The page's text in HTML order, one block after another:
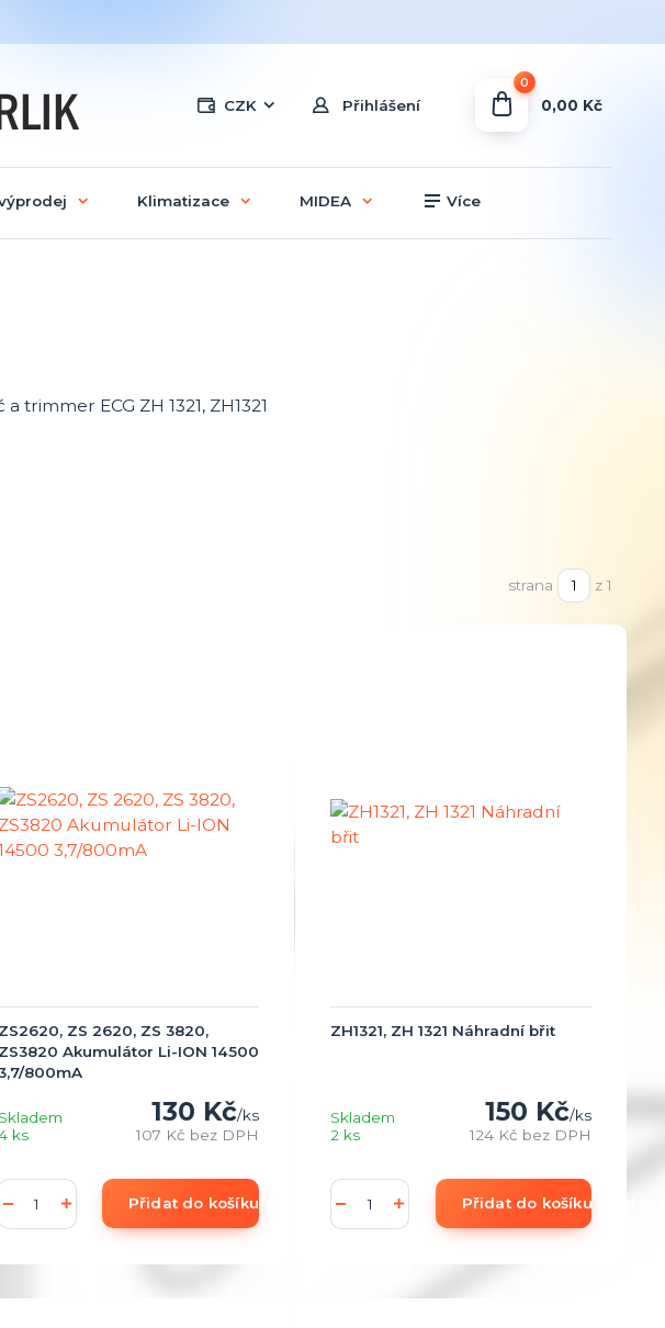
CZK Přihlášení
0
0,00 Kč
Klimatizace MIDEA Více
ECG ZH 1321, ZH1321
strana z 1
ZS2620, ZS 2620, ZS 3820,
ZS3820 Akumulátor Li-ION 14500
800mA
130 Kč/ks
107 Kč bez DPH
Skladem
ks
Přidat do košíku (add to Basket)
ZH1321, ZH 1321 Náhradní břit
150 Kč/ks
124 Kč bez DPH
Skladem
2 ks
Přidat do košíku (add to